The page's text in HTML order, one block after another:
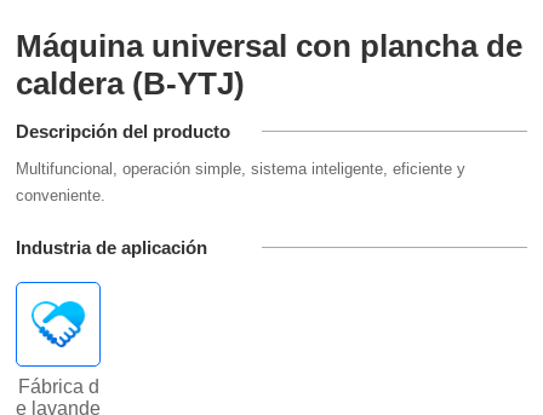
Máquina universal con plancha de
caldera (B-YTJ)
Descripción del producto
Multifuncional, operación simple, sistema inteligente, eficiente y
conveniente.
Industria de aplicación
Fábrica d
e lavande